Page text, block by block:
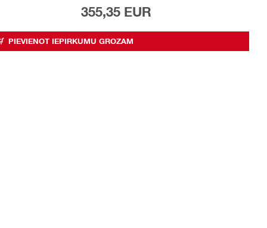
355,35 EUR
PIEVIENOT IEPIRKUMU GROZAM